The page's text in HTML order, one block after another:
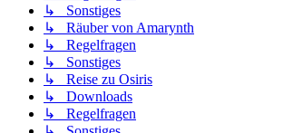
↳ Sonstiges
↳ Räuber von Amarynth
↳ Regelfragen
↳ Sonstiges
↳ Reise zu Osiris
↳ Downloads
↳ Regelfragen